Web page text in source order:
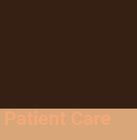
Patient Care